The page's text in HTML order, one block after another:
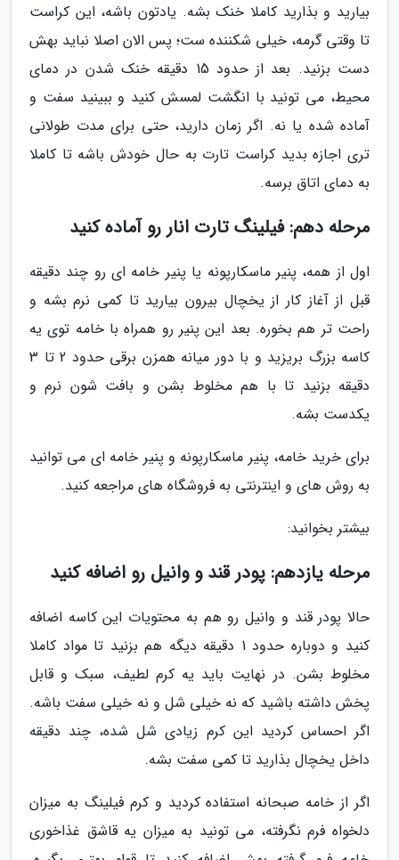
بیارید و بذارید کاملا خنک بشه. یادتون باشه، این کراست
تا وقتی گرمه، خیلی شکننده ست؛ پس الان اصلا نباید بهش
دست بزنید. بعد از حدود 15 دقیقه خنک شدن در دمای
محیط، می تونید با انگشت لمسش کنید و ببینید سفت و
آماده شده یا نه. اگر زمان دارید، حتی برای مدت طولانی
تری اجازه بدید کراست تارت به حال خودش باشه تا کاملا
به دمای اتاق برسه.
مرحله دهم: فیلینگ تارت انار رو آماده کنید
اول از همه، پنیر ماسکارپونه یا پنیر خامه ای رو چند دقیقه
قبل از آغاز کار از یخچال بیرون بیارید تا کمی نرم بشه و
راحت تر هم بخوره. بعد این پنیر رو همراه با خامه توی یه
کاسه بزرگ بریزید و با دور میانه همزن برقی حدود 2 تا 3
دقیقه بزنید تا با هم مخلوط بشن و بافت شون نرم و
یکدست بشه.
برای خرید خامه، پنیر ماسکارپونه و پنیر خامه ای می توانید
به روش های و اینترنتی به فروشگاه های مراجعه کنید.
بیشتر بخوانید:
مرحله یازدهم: پودر قند و وانیل رو اضافه کنید
حالا پودر قند و وانیل رو هم به محتویات این کاسه اضافه
کنید و دوباره حدود 1 دقیقه دیگه هم بزنید تا مواد کاملا
مخلوط بشن. در نهایت باید یه کرم لطیف، سبک و قابل
پخش داشته باشید که نه خیلی شل و نه خیلی سفت باشه.
اگر احساس کردید این کرم زیادی شل شده، چند دقیقه
داخل یخچال بذارید تا کمی سفت بشه.
اگر از خامه صبحانه استفاده کردید و کرم فیلینگ به میزان
دلخواه فرم نگرفته، می تونید به میزان یه قاشق غذاخوری